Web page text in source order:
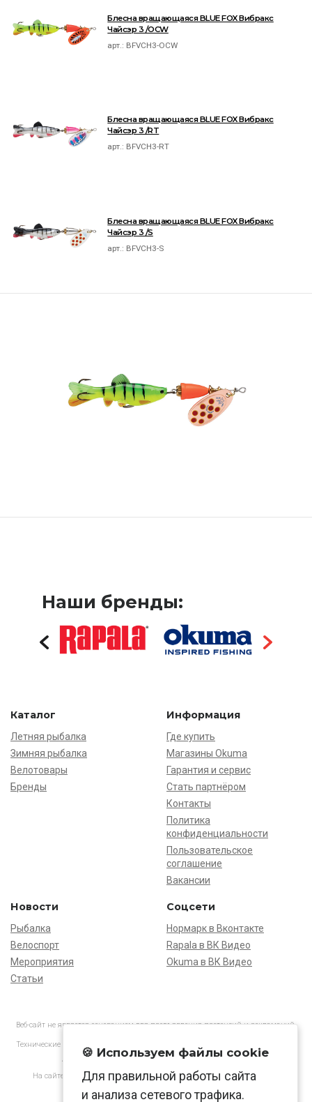
Блесна вращающаяся BLUE FOX Вибракс
Чайсэр 3 /OCW
арт.: BFVCH3-OCW
Блесна вращающаяся BLUE FOX Вибракс
Чайсэр 3 /RT
арт.: BFVCH3-RT
Блесна вращающаяся BLUE FOX Вибракс
Чайсэр 3 /S
арт.: BFVCH3-S
Наши бренды:
Каталог
Летняя рыбалка
Зимняя рыбалка
Велотовары
Бренды
Информация
Где купить
Магазины Okuma
Гарантия и сервис
Стать партнёром
Контакты
Политика
конфиденциальности
Пользовательское
соглашение
Вакансии
Новости
Рыбалка
Велоспорт
Мероприятия
Статьи
Соцсети
Нормарк в Вконтакте
Rapala в ВК Видео
Okuma в ВК Видео
Веб-сайт не является основанием для предъявления претензий и рекламаций,
Технические характеристики товаров могут отличаться от указанных на сайте.
АО «Нормарк» ИНН 7728172512 ОГРН 1037739603505
На сайте применяютсярекомендательные технологиив соответствии
🍪 Используем файлы cookie
Для правильной работы сайта
и анализа сетевого трафика.